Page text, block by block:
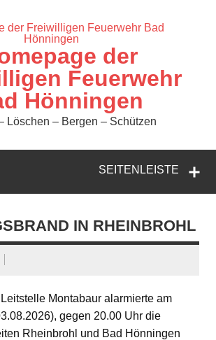
der
Feuerwehr
Hönningen
Löschen – Bergen – Schützen
SEITENLEISTE
IN RHEINBROHL
Montabaur alarmierte am
gegen 20.00 Uhr die
Rheinbrohl und Bad Hönningen